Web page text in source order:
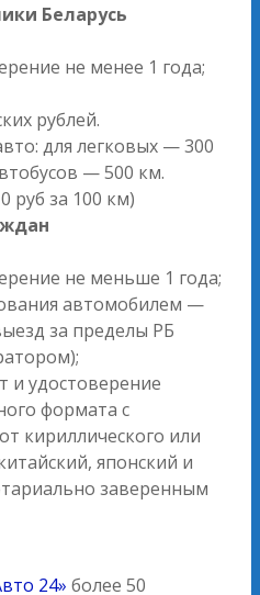
Беларусь
не менее 1 года;
рублей.
для легковых — 300
— 500 км.
руб за 100 км)
не меньше 1 года;
автомобилем —
за пределы РБ
и удостоверение
формата с
кириллического или
японский и
заверенным
24» более 50